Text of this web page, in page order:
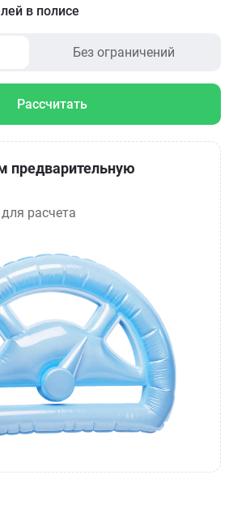
в полисе
Без ограничений
Рассчитать
предварительную
расчета